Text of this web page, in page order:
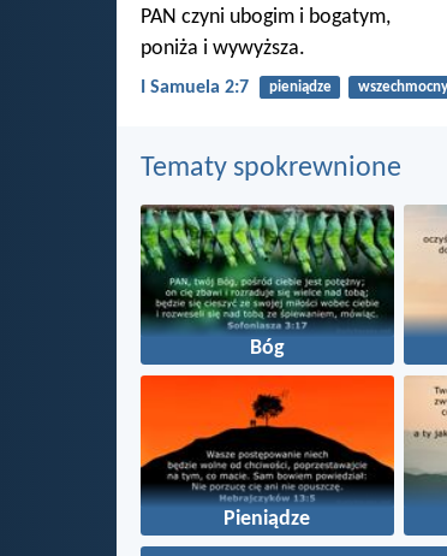
PAN czyni ubogim i bogatym,
poniża i wywyższa.
I Samuela 2:7 pieniądze wszechmocny
Tematy spokrewnione
Bóg
Pieniądze